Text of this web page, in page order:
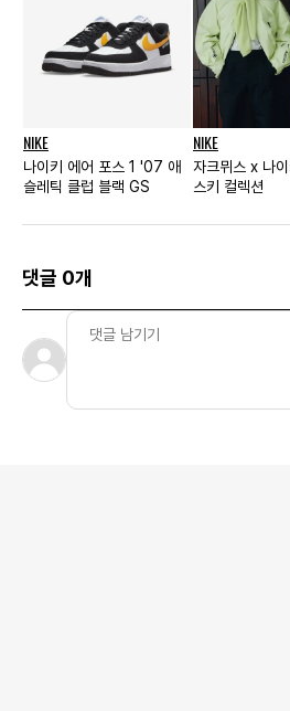
NIKE
나이키 에어 포스 1 '07 애
슬레틱 클럽 블랙 GS
NIKE
자크뮈스 x 나
스키 컬렉션
댓글 0개